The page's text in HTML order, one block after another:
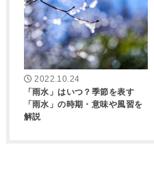
2022.10.24
「雨水」はいつ？季節を表す
「雨水」の時期・意味や風習を
解説